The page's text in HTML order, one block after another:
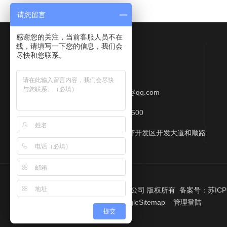
Contact Us
联系QQ：577513709
联系邮箱：412357997@qq.com
联系电话：0513-88818500
联系地址：江苏海安经济开发区开发大道和顺路
©2026 江苏中航重工机床有限公司 版权所有 备案号： 苏
机床商务网 GoogleSitemap 管理登陆
请您留言
感谢您的关注，当前客服人员不在
线，请填写一下您的信息，我们会
尽快和您联系。
提交